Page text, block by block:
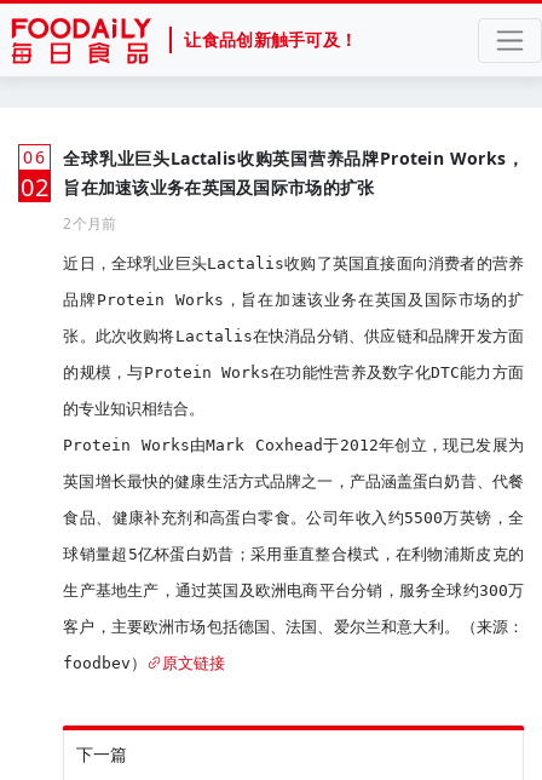
让食品创新触手可及！
06
月
02
全球乳业巨头Lactalis收购英国营养品牌Protein Works，
旨在加速该业务在英国及国际市场的扩张
2个月前
近日，全球乳业巨头Lactalis收购了英国直接面向消费者的营养
品牌Protein Works，旨在加速该业务在英国及国际市场的扩
张。此次收购将Lactalis在快消品分销、供应链和品牌开发方面
的规模，与Protein Works在功能性营养及数字化DTC能力方面
的专业知识相结合。
Protein Works由Mark Coxhead于2012年创立，现已发展为
英国增长最快的健康生活方式品牌之一，产品涵盖蛋白奶昔、代餐
食品、健康补充剂和高蛋白零食。公司年收入约5500万英镑，全
球销量超5亿杯蛋白奶昔；采用垂直整合模式，在利物浦斯皮克的
生产基地生产，通过英国及欧洲电商平台分销，服务全球约300万
客户，主要欧洲市场包括德国、法国、爱尔兰和意大利。（来源：
foodbev）
原文链接
下一篇